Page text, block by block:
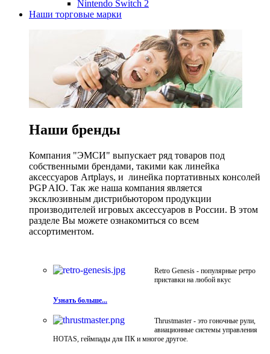
Nintendo Switch 2
Наши торговые марки
Наши бренды
Компания "ЭМСИ" выпускает ряд товаров под
собственными брендами, такими как линейка
аксессуаров Artplays, и линейка портативных консолей
PGP AIO. Так же наша компания является
эксклюзивным дистрибьютором продукции
производителей игровых аксессуаров в России. В этом
разделе Вы можете ознакомиться со всем
ассортиментом.
Retro Genesis - популярные ретро
приставки на любой вкус
Узнать больше...
Thrustmaster - это гоночные рули,
авиационные системы управления
HOTAS, геймпады для ПК и многое другое.